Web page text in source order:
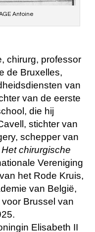
Antoine
chirurg, professor
de Bruxelles,
van
van de eerste
die hij
stichter van
schepper van
Het chirurgische
Vereniging
het Rode Kruis,
van België,
Brussel van
Elisabeth II